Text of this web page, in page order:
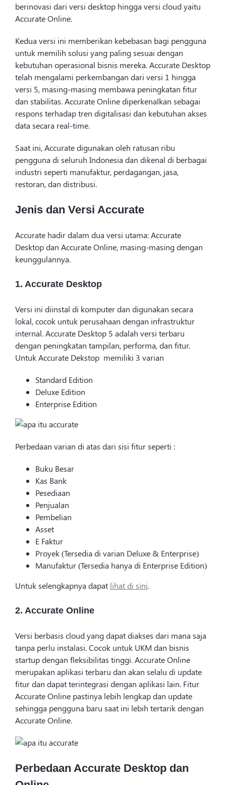
berinovasi dari versi desktop hingga versi cloud yaitu
Accurate Online.
Kedua versi ini memberikan kebebasan bagi pengguna
untuk memilih solusi yang paling sesuai dengan
kebutuhan operasional bisnis mereka. Accurate Desktop
telah mengalami perkembangan dari versi 1 hingga
versi 5, masing-masing membawa peningkatan fitur
dan stabilitas. Accurate Online diperkenalkan sebagai
respons terhadap tren digitalisasi dan kebutuhan akses
data secara real-time.
Saat ini, Accurate digunakan oleh ratusan ribu
pengguna di seluruh Indonesia dan dikenal di berbagai
industri seperti manufaktur, perdagangan, jasa,
restoran, dan distribusi.
Jenis dan Versi Accurate
Accurate hadir dalam dua versi utama: Accurate
Desktop dan Accurate Online, masing-masing dengan
keunggulannya.
1. Accurate Desktop
Versi ini diinstal di komputer dan digunakan secara
lokal, cocok untuk perusahaan dengan infrastruktur
internal. Accurate Desktop 5 adalah versi terbaru
dengan peningkatan tampilan, performa, dan fitur.
Untuk Accurate Dekstop memiliki 3 varian
Standard Edition
Deluxe Edition
Enterprise Edition
Perbedaan varian di atas dari sisi fitur seperti :
Buku Besar
Kas Bank
Pesediaan
Penjualan
Pembelian
Asset
E Faktur
Proyek (Tersedia di varian Deluxe & Enterprise)
Manufaktur (Tersedia hanya di Enterprise Edition)
Untuk selengkapnya dapat lihat di sini.
2. Accurate Online
Versi berbasis cloud yang dapat diakses dari mana saja
tanpa perlu instalasi. Cocok untuk UKM dan bisnis
startup dengan fleksibilitas tinggi. Accurate Online
merupakan aplikasi terbaru dan akan selalu di update
fitur dan dapat terintegrasi dengan aplikasi lain. Fitur
Accurate Online pastinya lebih lengkap dan update
sehingga pengguna baru saat ini lebih tertarik dengan
Accurate Online.
Perbedaan Accurate Desktop dan